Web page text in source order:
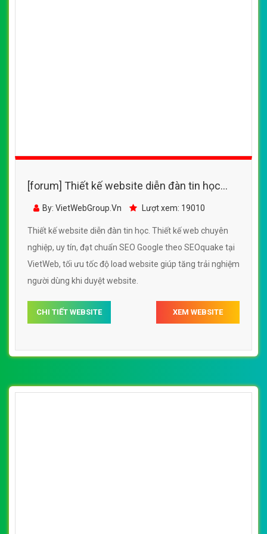
[forum] Thiết kế website diễn đàn tin học
đẹp, chuyên nghiệp chuẩn SEO
By: VietWebGroup.Vn Lượt xem: 19010
Thiết kế website diễn đàn tin học. Thiết kế web chuyên
nghiệp, uy tín, đạt chuẩn SEO Google theo SEOquake tại
VietWeb, tối ưu tốc độ load website giúp tăng trải nghiệm
người dùng khi duyệt website.
CHI TIẾT WEBSITE XEM WEBSITE